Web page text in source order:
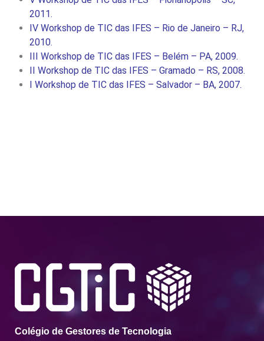
2011.
IV Workshop de TIC das IFES – Rio de Janeiro – RJ,
2010.
III Workshop de TIC das IFES – Belém – PA, 2009.
II Workshop de TIC das IFES – Gramado – RS, 2008.
I Workshop de TIC das IFES – Salvador – BA, 2007.
Colégio de Gestores de Tecnologia